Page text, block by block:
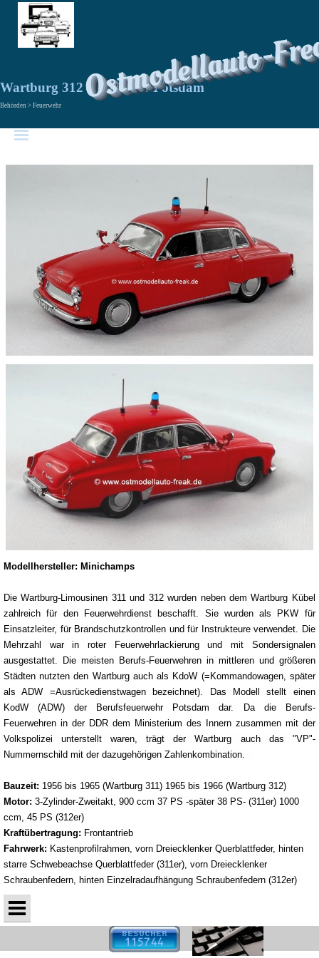
Ostmodellauto-
Wartburg 312 Feuerwehr Potsdam
Behörden > Feuerwehr
Modellhersteller: Minichamps
Die Wartburg-Limousinen 311 und 312 wurden neben dem Wartburg Kübel
zahlreich für den Feuerwehrdienst beschafft. Sie wurden als PKW für
Einsatzleiter, für Brandschutzkontrollen und für Instrukteure verwendet. Die
Mehrzahl war in roter Feuerwehrlackierung und mit Sondersignalen
ausgestattet. Die meisten Berufs-Feuerwehren in mittleren und größeren
Städten nutzten den Wartburg auch als KdoW (=Kommandowagen, später
als ADW =Ausrückedienstwagen bezeichnet). Das Modell stellt einen
KodW (ADW) der Berufsfeuerwehr Potsdam dar. Da die Berufs-
Feuerwehren in der DDR dem Ministerium des Innern zusammen mit der
Volkspolizei unterstellt waren, trägt der Wartburg auch das "VP"-
Nummernschild mit der dazugehörigen Zahlenkombination.
Bauzeit: 1956 bis 1965 (Wartburg 311) 1965 bis 1966 (Wartburg 312)
Motor: 3-Zylinder-Zweitakt, 900 ccm 37 PS -später 38 PS- (311er) 1000
ccm, 45 PS (312er)
Kraftübertragung: Frontantrieb
Fahrwerk: Kastenprofilrahmen, vorn Dreiecklenker Querblattfeder, hinten
starre Schwebeachse Querblattfeder (311er), vorn Dreiecklenker
Schraubenfedern, hinten Einzelradaufhängung Schraubenfedern (312er)